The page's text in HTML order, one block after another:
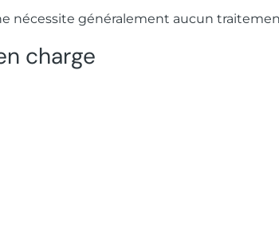
nécessite généralement aucun
charge